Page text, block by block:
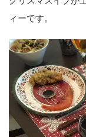
ィーです。